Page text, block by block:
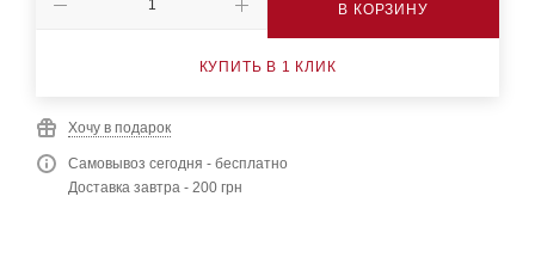
В КОРЗИНУ
КУПИТЬ В 1 КЛИК
Хочу в подарок
Самовывоз сегодня - бесплатно
Доставка завтра - 200 грн